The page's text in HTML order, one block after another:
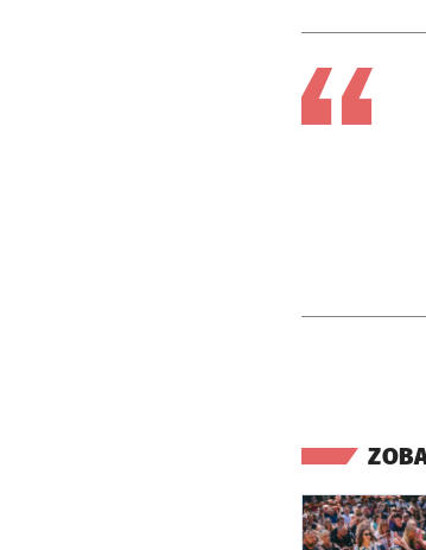
otworzy się w